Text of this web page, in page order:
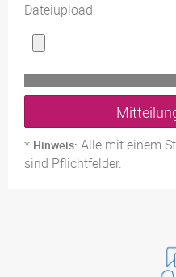
Dateiupload
* Hinweis: Alle mit einem
sind Pflichtfelder.